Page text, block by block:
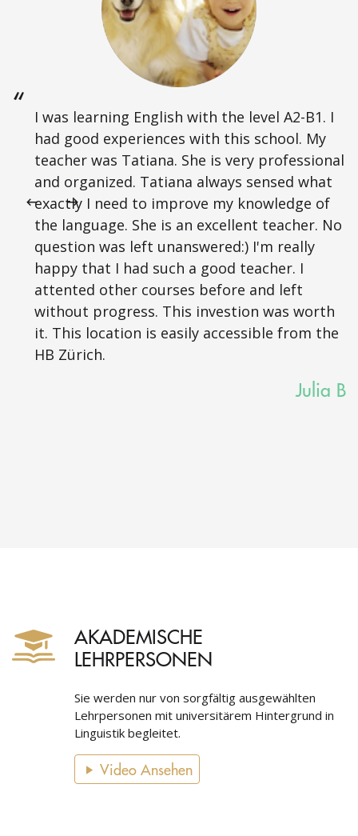
I was learning English with the level A2-B1. I
had good experiences with this school. My
teacher was Tatiana. She is very professional
and organized. Tatiana always sensed what
exactly I need to improve my knowledge of
the language. She is an excellent teacher. No
question was left unanswered:) I'm really
happy that I had such a good teacher. I
attented other courses before and left
without progress. This investion was worth
it. This location is easily accessible from the
HB Zürich.
Julia B
AKADEMISCHE
LEHRPERSONEN
Sie werden nur von sorgfältig ausgewählten
Lehrpersonen mit universitärem Hintergrund in
Linguistik begleitet.
Video Ansehen